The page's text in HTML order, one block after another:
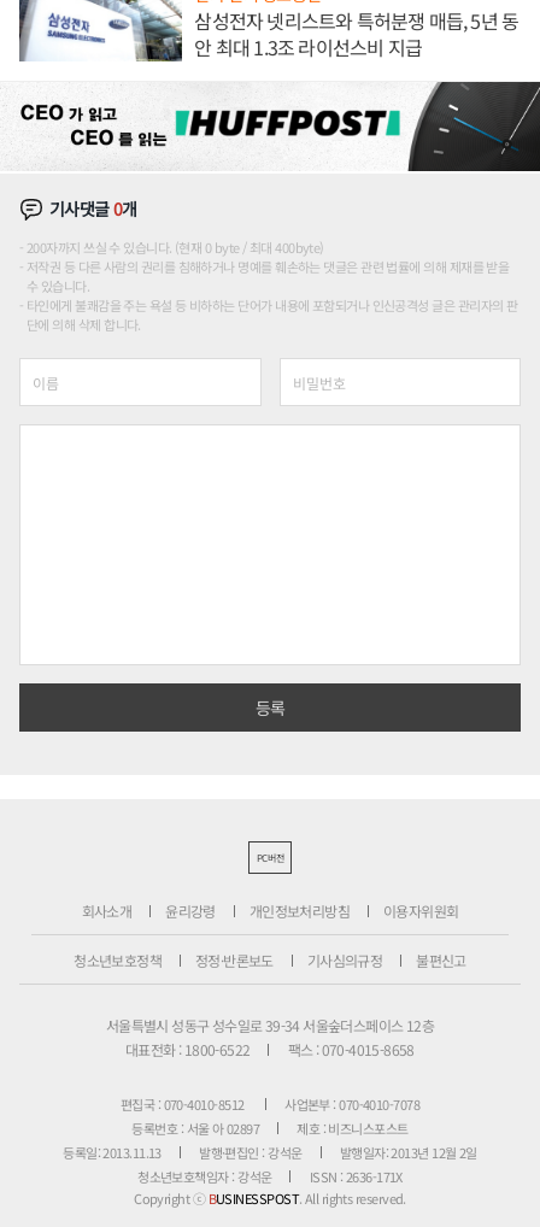
삼성전자 넷리스트와 특허분쟁 매듭, 5년 동
안 최대 1.3조 라이선스비 지급
기사댓글0개
200자까지 쓰실 수 있습니다. (현재 0 byte / 최대 400byte)
저작권 등 다른 사람의 권리를 침해하거나 명예를 훼손하는 댓글은 관련 법률에 의해 제재를 받을
수 있습니다.
타인에게 불쾌감을 주는 욕설 등 비하하는 단어가 내용에 포함되거나 인신공격성 글은 관리자의 판
단에 의해 삭제 합니다.
PC버전
회사소개 윤리강령 개인정보처리방침 이용자위원회
청소년보호정책 정정·반론보도 기사심의규정 불편신고
서울특별시 성동구 성수일로 39-34 서울숲더스페이스 12층
대표전화 : 1800-6522
팩스 : 070-4015-8658
편집국 : 070-4010-8512
사업본부 : 070-4010-7078
등록번호 : 서울 아 02897
제호 : 비즈니스포스트
등록일: 2013.11.13
발행·편집인 : 강석운
발행일자: 2013년 12월 2일
청소년보호책임자 : 강석운
ISSN : 2636-171X
Copyright ⓒBUSINESSPOST. All rights reserved.